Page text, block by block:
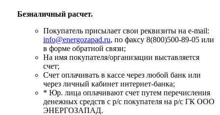
Безналичный расчет.
Покупатель присылает свои реквизиты на e-mail:
info@energozapad.ru, по факсу 8(800)500-89-05 или
в форме обратной связи;
На имя покупателя/организации выставляется
счет;
Счет оплачивать в кассе через любой банк или
через личный кабинет интернет-банка;
* Юр. лица оплачивают счет путем перечисления
денежных средств с р/с покупателя на р/с ГК ООО
ЭНЕРГОЗАПАД.